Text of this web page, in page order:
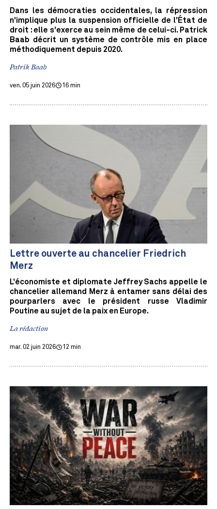
Dans les démocraties occidentales, la répression
n'implique plus la suspension officielle de l'État de
droit : elle s'exerce au sein même de celui-ci. Patrick
Baab décrit un système de contrôle mis en place
méthodiquement depuis 2020.
Patrik Baab
ven. 05 juin 2026 16 min
Lettre ouverte au chancelier Friedrich
Merz
L'économiste et diplomate Jeffrey Sachs appelle le
chancelier allemand Merz à entamer sans délai des
pourparlers avec le président russe Vladimir
Poutine au sujet de la paix en Europe.
La rédaction
mar. 02 juin 2026 12 min